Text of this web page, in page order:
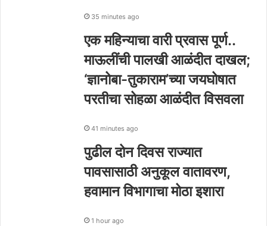
35 minutes ago
एक महिन्याचा वारी प्रवास पूर्ण..
माऊलींची पालखी आळंदीत दाखल;
‘ज्ञानोबा-तुकाराम’च्या जयघोषात
परतीचा सोहळा आळंदीत विसवला
41 minutes ago
पुढील दोन दिवस राज्यात
पावसासाठी अनुकूल वातावरण,
हवामान विभागाचा मोठा इशारा
1 hour ago